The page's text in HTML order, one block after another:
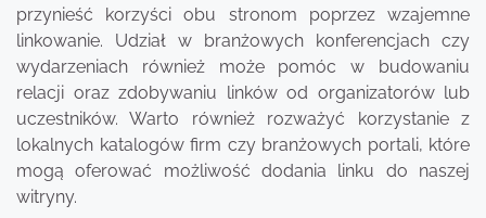
przynieść korzyści obu stronom poprzez wzajemne
linkowanie. Udział w branżowych konferencjach czy
wydarzeniach również może pomóc w budowaniu
relacji oraz zdobywaniu linków od organizatorów lub
uczestników. Warto również rozważyć korzystanie z
lokalnych katalogów firm czy branżowych portali, które
mogą oferować możliwość dodania linku do naszej
witryny.